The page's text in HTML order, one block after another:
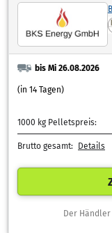
bis Mi 26.08.2026
(in 14 Tagen)
1000 kg Pelletspreis:
Brutto gesamt: Details
Der